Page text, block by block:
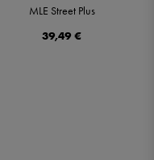
MLE Street Plus
39,49 €